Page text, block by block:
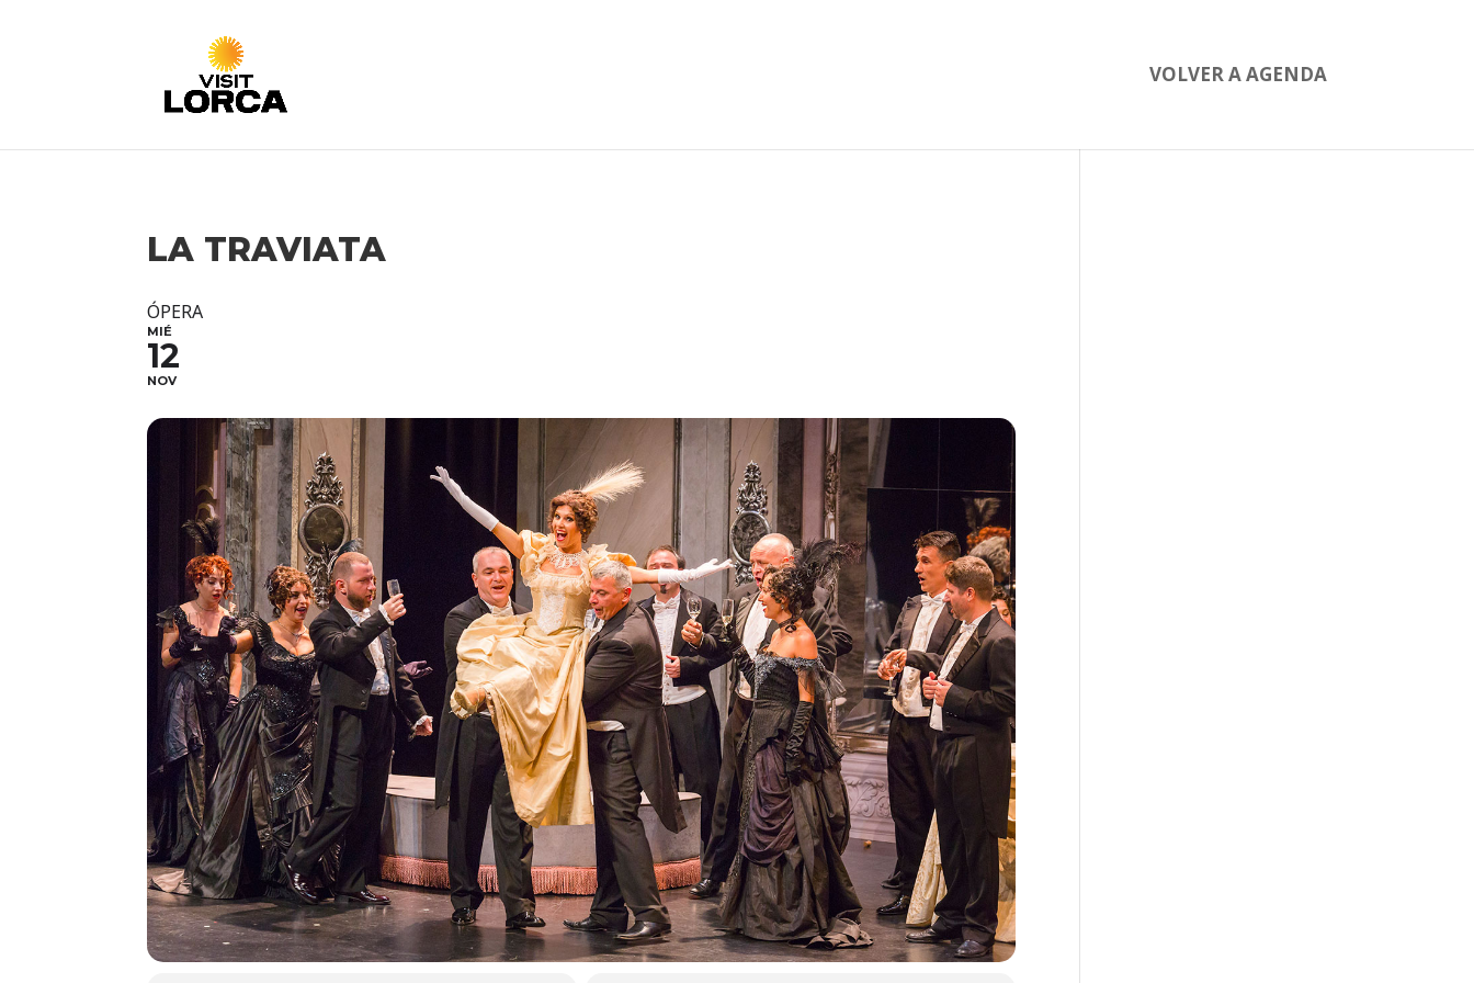
VOLVER A AGENDA
LA TRAVIATA
ÓPERA
MIÉ
12
NOV